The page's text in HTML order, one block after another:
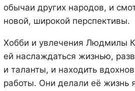
обычаи других народов, и
новой, широкой перспективы.
Хобби и увлечения Людмилы
ей наслаждаться жизнью,
и таланты, и находить
работы. Они делали её жизнь